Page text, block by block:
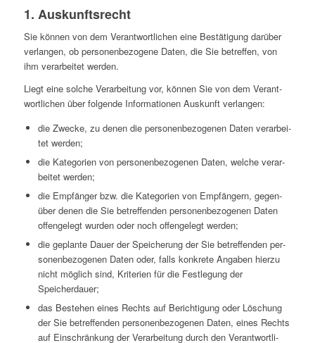
1. Aus­kunfts­recht
Sie können von dem Ver­ant­wort­li­chen eine Bestä­ti­gung darüber
ver­lan­gen, ob per­so­nen­be­zo­gene Daten, die Sie betref­fen, von
ihm ver­ar­bei­tet werden.
Liegt eine solche Ver­ar­bei­tung vor, können Sie von dem Ver­ant­
wort­li­chen über fol­gende Infor­ma­tio­nen Aus­kunft verlangen:
die Zwecke, zu denen die per­so­nen­be­zo­ge­nen Daten ver­ar­bei­
tet werden;
die Kate­go­rien von per­so­nen­be­zo­ge­nen Daten, welche ver­ar­
bei­tet werden;
die Emp­fän­ger bzw. die Kate­go­rien von Emp­fän­gern, gegen­
über denen die Sie betref­fen­den per­so­nen­be­zo­ge­nen Daten
offen­ge­legt wurden oder noch offen­ge­legt werden;
die geplante Dauer der Spei­che­rung der Sie betref­fen­den per­
so­nen­be­zo­ge­nen Daten oder, falls kon­krete Angaben hierzu
nicht möglich sind, Kri­te­rien für die Fest­le­gung der
Speicherdauer;
das Bestehen eines Rechts auf Berich­ti­gung oder Löschung
der Sie betref­fen­den per­so­nen­be­zo­ge­nen Daten, eines Rechts
auf Ein­schrän­kung der Ver­ar­bei­tung durch den Ver­ant­wort­li­